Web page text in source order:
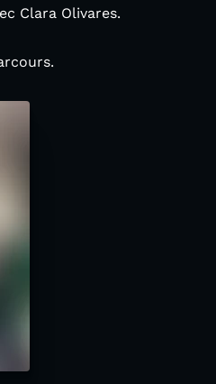
Clara Olivares.